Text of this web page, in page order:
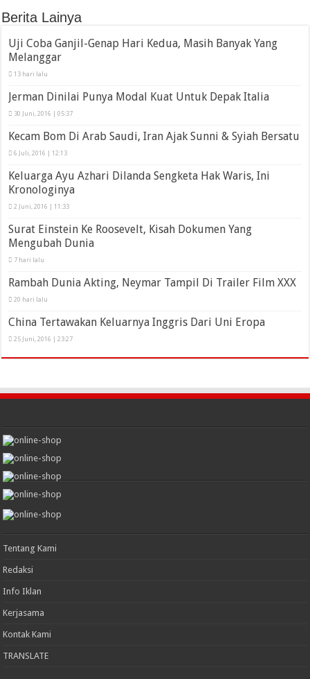
Berita Lainya
Uji Coba Ganjil-Genap Hari Kedua, Masih Banyak Yang
Melanggar
13 hari lalu
Jerman Dinilai Punya Modal Kuat Untuk Depak Italia
30 Juni, 2016 | 05:37
Kecam Bom Di Arab Saudi, Iran Ajak Sunni & Syiah Bersatu
6 Juli, 2016 | 12:13
Keluarga Ayu Azhari Dilanda Sengketa Hak Waris, Ini
Kronologinya
2 Juni, 2016 | 11:33
Surat Einstein Ke Roosevelt, Kisah Dokumen Yang
Mengubah Dunia
7 hari lalu
Rambah Dunia Akting, Neymar Tampil Di Trailer Film XXX
20 hari lalu
China Tertawakan Keluarnya Inggris Dari Uni Eropa
25 Juni, 2016 | 23:27
Tentang Kami
Redaksi
Info Iklan
Kerjasama
Kontak Kami
TRANSLATE